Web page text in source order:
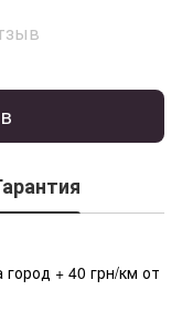
+ 40 грн/км от